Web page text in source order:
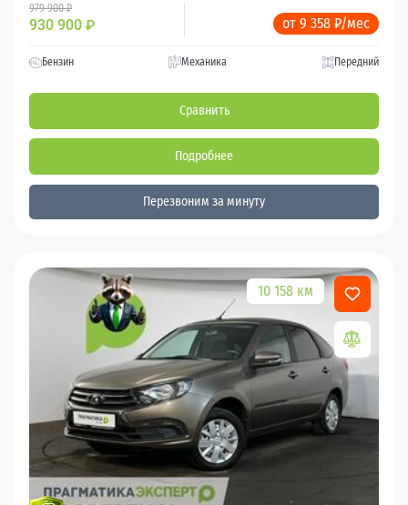
979 900 ₽
930 900 ₽ от 9 358 ₽/мес
Бензин Механика Передний
Сравнить
Подробнее
Перезвоним за минуту
10 158 км